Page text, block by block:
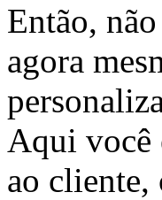
Então,
agora
Aqui você
ao cliente,